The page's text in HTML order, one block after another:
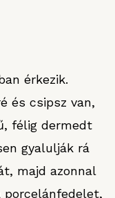
érkezik.
és csipsz van,
félig dermedt
gyalulják rá
majd azonnal
porcelánfedelet,